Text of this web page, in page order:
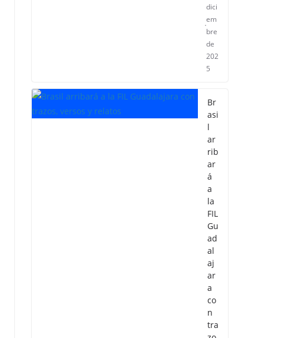
dici
em
bre
de
202
5
Br
asi
l
ar
rib
ar
á
a
la
FIL
Gu
ad
al
aj
ar
a
co
n
tra